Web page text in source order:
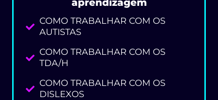
COMO TRABALHAR COM OS
AUTISTAS
COMO TRABALHAR COM OS
TDA/H
COMO TRABALHAR COM OS
DISLEXOS